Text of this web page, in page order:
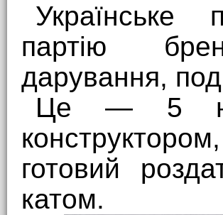
Українське
партію
дарування,
Це — 5
готовий
катом.